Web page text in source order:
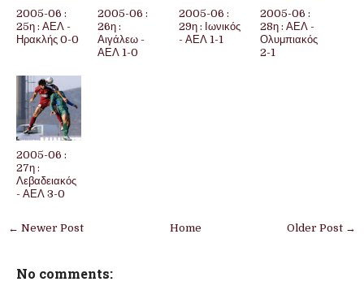
2005-06 :
25η : ΑΕΛ -
Ηρακλής 0-0
2005-06 :
26η :
Αιγάλεω -
ΑΕΛ 1-0
2005-06 :
29η : Ιωνικός
- ΑΕΛ 1-1
2005-06 :
28η : ΑΕΛ -
Ολυμπιακός
2-1
2005-06 :
27η :
Λεβαδειακός
- ΑΕΛ 3-0
← Newer Post Older Post →
Home
No comments: